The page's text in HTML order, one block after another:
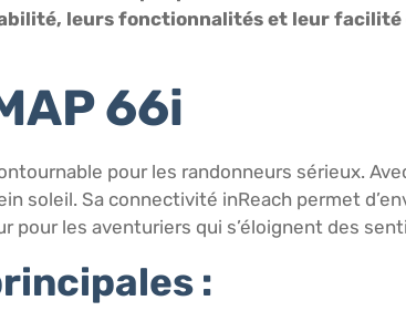
leurs fonctionnalités et leur facilité
66i
pour les randonneurs sérieux.
soleil. Sa connectivité inReach permet
pour les aventuriers qui s’éloignent des
: